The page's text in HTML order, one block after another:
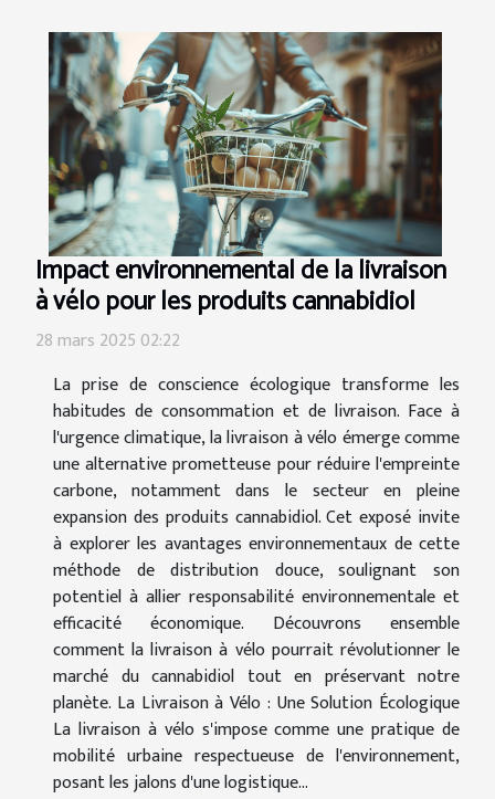
Impact environnemental de la livraison
à vélo pour les produits cannabidiol
28 mars 2025 02:22
La prise de conscience écologique transforme les
habitudes de consommation et de livraison. Face à
l'urgence climatique, la livraison à vélo émerge comme
une alternative prometteuse pour réduire l'empreinte
carbone, notamment dans le secteur en pleine
expansion des produits cannabidiol. Cet exposé invite
à explorer les avantages environnementaux de cette
méthode de distribution douce, soulignant son
potentiel à allier responsabilité environnementale et
efficacité économique. Découvrons ensemble
comment la livraison à vélo pourrait révolutionner le
marché du cannabidiol tout en préservant notre
planète. La Livraison à Vélo : Une Solution Écologique
La livraison à vélo s'impose comme une pratique de
mobilité urbaine respectueuse de l'environnement,
posant les jalons d'une logistique...